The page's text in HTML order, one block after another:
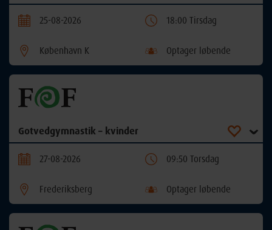
25-08-2026 18:00 Tirsdag
København K Optager løbende
Gotvedgymnastik – kvinder
27-08-2026 09:50 Torsdag
Frederiksberg Optager løbende